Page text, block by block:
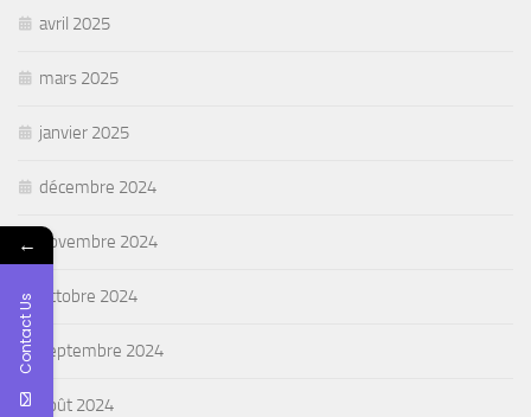
avril 2025
mars 2025
janvier 2025
décembre 2024
novembre 2024
octobre 2024
septembre 2024
août 2024
←
Contact Us